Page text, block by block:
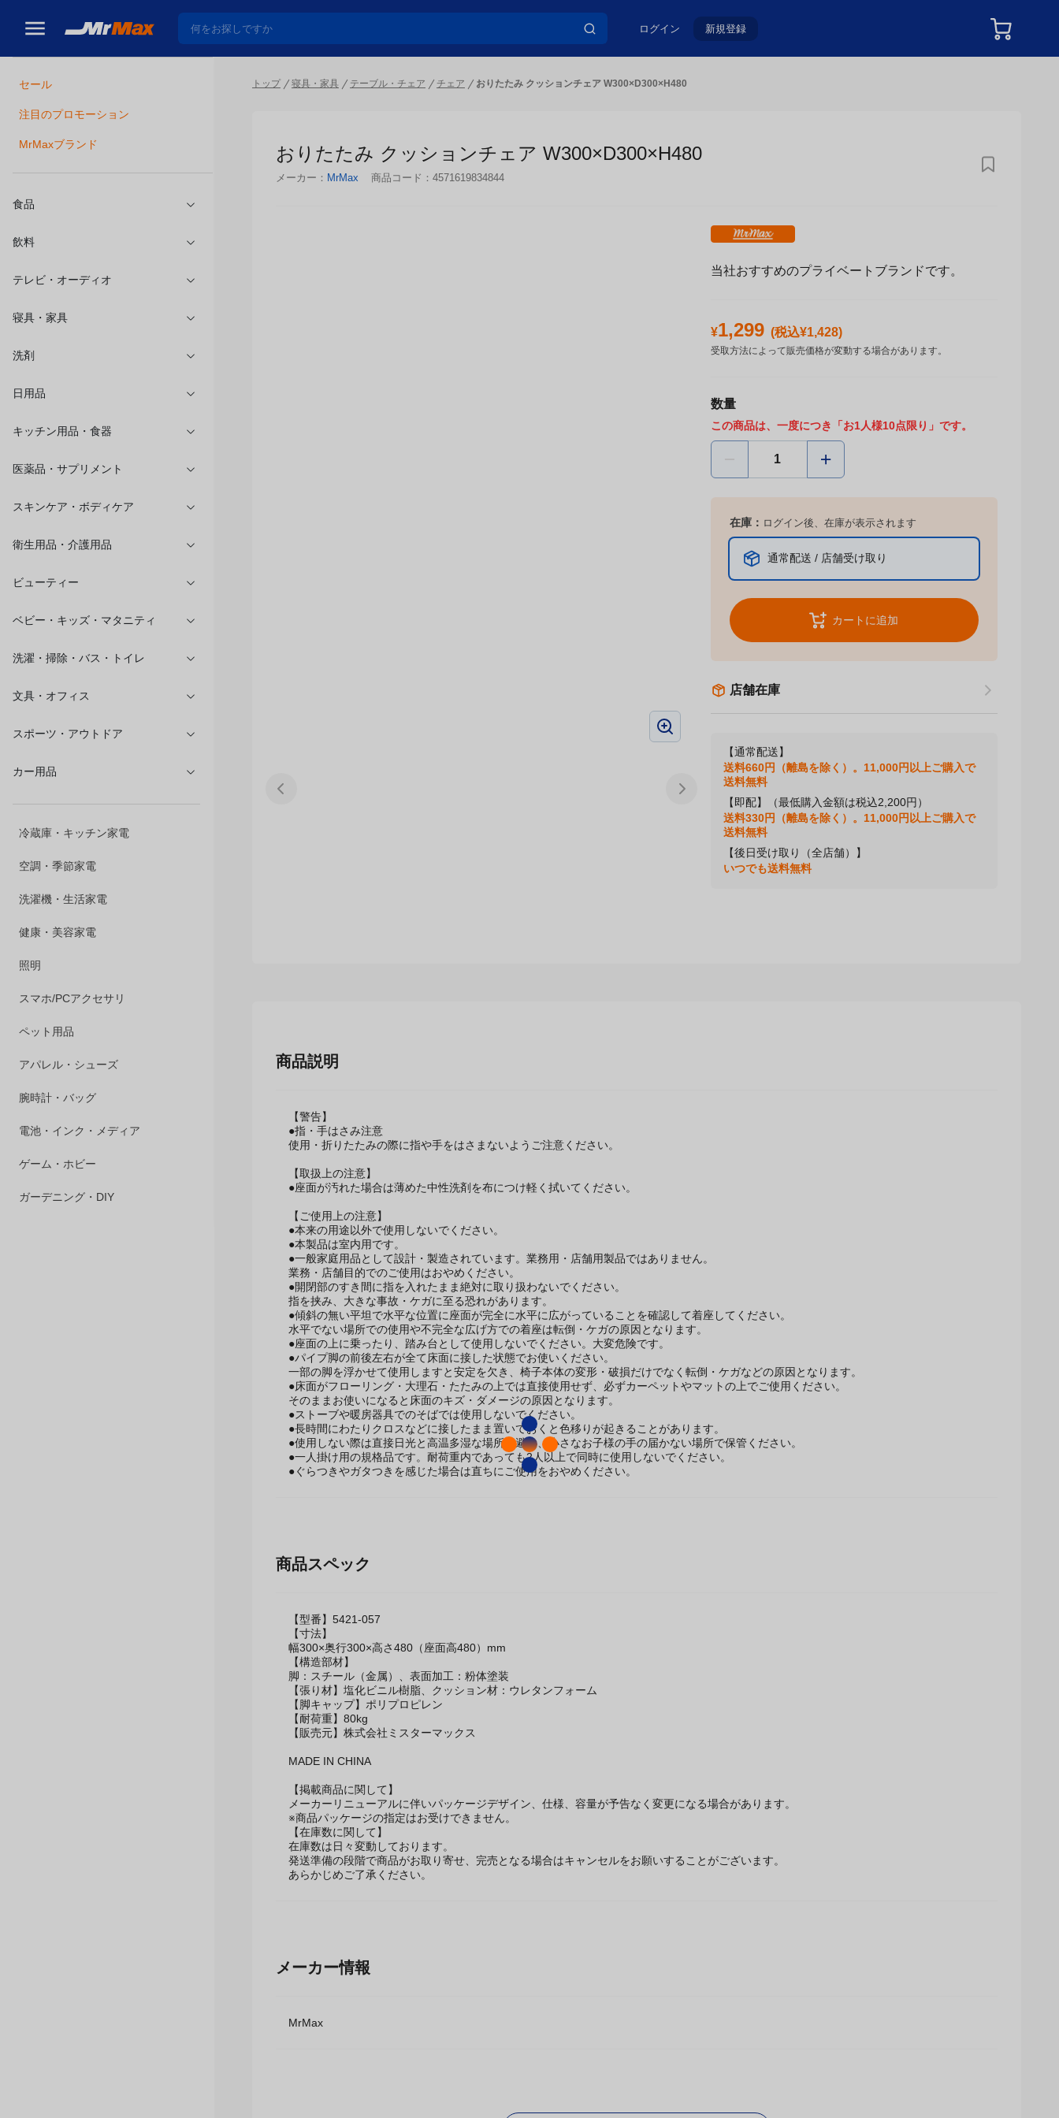
ログイン 新規登録
セール
注目のプロモーション
MrMaxブランド
食品
飲料
カー用品
冷蔵庫・キッチン家電
空調・季節家電
洗濯機・生活家電
健康・美容家電
トップ 寝具・家具 テーブル・チェア チェア おりたたみ クッションチェア W300×D300×H480
おりたたみ クッションチェア W300×D300×H480
メーカー： MrMax 商品コード： 4571619834844
当社おすすめのプライベートブランドです。
¥1,299 (税込¥1,428)
受取方法によって販売価格が変動する場合があります。
数量
この商品は、一度につき「お1人様10点限り」です。
在庫： ログイン後、在庫が表示されます
通常配送 / 店舗受け取り
カートに追加
店舗在庫
【通常配送】
送料660円（離島を除く）。11,000円以上ご購入で
送料無料
【即配】（最低購入金額は税込2,200円）
送料330円（離島を除く）。11,000円以上ご購入で
送料無料
【後日受け取り（全店舗）】
【警告】
●指・手はさみ注意
【取扱上の注意】
【ご使用上の注意】
●本来の用途以外で使用しないでください。
●本製品は室内用です。
●一般家庭用品として設計・製造されています。業務用・店舗用製品ではありません。
業務・店舗目的でのご使用はおやめください。
●開閉部のすき間に指を入れたまま絶対に取り扱わないでください。
指を挟み、大きな事故・ケガに至る恐れがあります。
●傾斜の無い平坦で水平な位置に座面が完全に水平に広がっていることを確認して着座してください。
水平でない場所での使用や不完全な広げ方での着座は転倒・ケガの原因となります。
●座面の上に乗ったり、踏み台として使用しないでください。大変危険です。
●パイプ脚の前後左右が全て床面に接した状態でお使いください。
一部の脚を浮かせて使用しますと安定を欠き、椅子本体の変形・破損だけでなく転倒・ケガなどの原因となります。
●床面がフローリング・大理石・たたみの上では直接使用せず、必ずカーペットやマットの上でご使用ください。
そのままお使いになると床面のキズ・ダメージの原因となります。
●ストーブや暖房器具でのそばでは使用しないでください。
●長時間にわたりクロスなどに接したまま置いておくと色移りが起きることがあります。
●使用しない際は直接日光と高温多湿な場所は避け、小さなお子様の手の届かない場所で保管ください。
●一人掛け用の規格品です。耐荷重内であっても2人以上で同時に使用しないでください。
【型番】5421-057
【寸法】
幅300×奥行300×高さ480（座面高480）mm
【構造部材】
脚：スチール（金属）、表面加工：粉体塗装
【張り材】塩化ビニル樹脂、クッション材：ウレタンフォーム
【脚キャップ】ポリプロピレン
【耐荷重】80kg
【掲載商品に関して】
メーカーリニューアルに伴いパッケージデザイン、仕様、容量が予告なく変更になる場合があります。
※商品パッケージの指定はお受けできません。
【在庫数に関して】
在庫数は日々変動しております。
発送準備の段階で商品がお取り寄せ、完売となる場合はキャンセルをお願いすることがございます。